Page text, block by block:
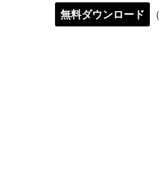
無料ダウンロード